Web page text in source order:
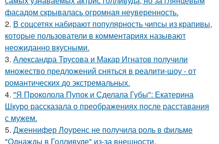
фасадом скрывалась огромная неуверенность.
2. В соцсетях набирают популярность чипсы из крапивы,
которые пользователи в комментариях называют
неожиданно вкусными.
3. Александра Трусова и Макар Игнатов получили
множество предложений сняться в реалити-шоу - от
романтических до экстремальных.
4. "Я Проколола Пупок и Сделала Губы": Екатерина
Шкуро рассказала о преображениях после расставания
с мужем.
5. Дженнифер Лоуренс не получила роль в фильме
"Однажды в Голливуде" из-за внешности.